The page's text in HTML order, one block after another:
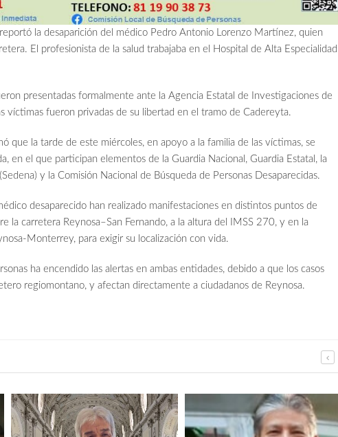
la desaparición del médico Pedro Antonio Lorenzo Martínez, quien
El profesionista de la salud trabajaba en el Hospital de Alta Especialidad
presentadas formalmente ante la Agencia Estatal de Investigaciones de
víctimas fueron privadas de su libertad en el tramo de Cadereyta.
que la tarde de este miércoles, en apoyo a la familia de las víctimas, se
en el que participan elementos de la Guardia Nacional, Guardia Estatal, la
y la Comisión Nacional de Búsqueda de Personas Desaparecidas.
desaparecido han realizado manifestaciones en distintos puntos de
la carretera Reynosa–San Fernando, a la altura del IMSS 270, y en la
Monterrey, para exigir su localización con vida.
ha encendido las alertas en ambas entidades, debido a que los casos
regiomontano, y afectan directamente a ciudadanos de Reynosa.